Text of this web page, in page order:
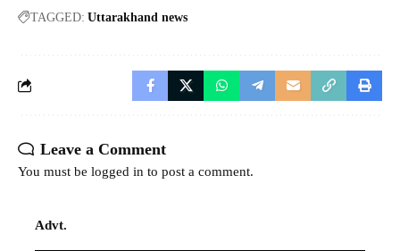
TAGGED: Uttarakhand news
Leave a Comment
You must be logged in to post a comment.
Advt.